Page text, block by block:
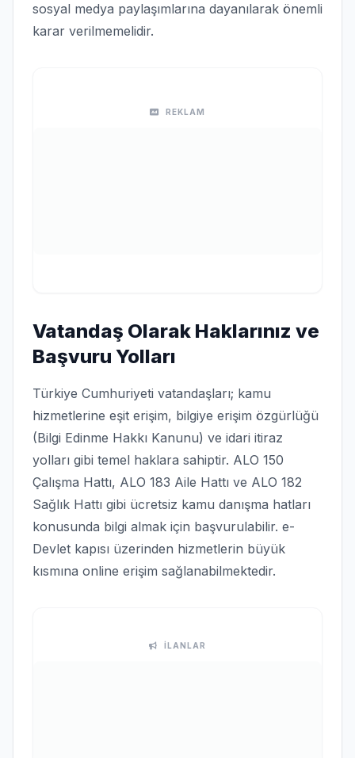
sosyal medya paylaşımlarına dayanılarak önemli
karar verilmemelidir.
REKLAM
Vatandaş Olarak Haklarınız ve
Başvuru Yolları
Türkiye Cumhuriyeti vatandaşları; kamu
hizmetlerine eşit erişim, bilgiye erişim özgürlüğü
(Bilgi Edinme Hakkı Kanunu) ve idari itiraz
yolları gibi temel haklara sahiptir. ALO 150
Çalışma Hattı, ALO 183 Aile Hattı ve ALO 182
Sağlık Hattı gibi ücretsiz kamu danışma hatları
konusunda bilgi almak için başvurulabilir. e-
Devlet kapısı üzerinden hizmetlerin büyük
kısmına online erişim sağlanabilmektedir.
İLANLAR